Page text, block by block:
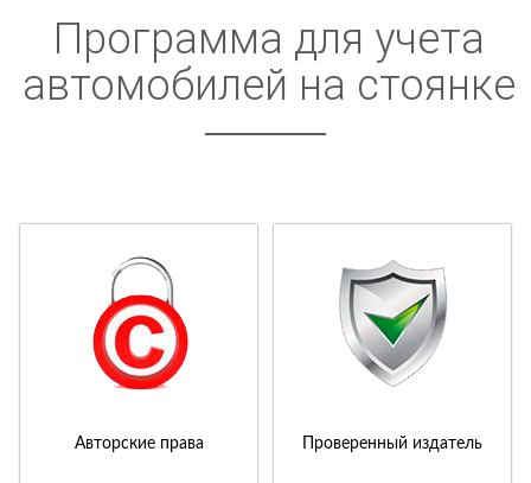
Программа для учета
автомобилей на стоянке
Авторские права Проверенный издатель